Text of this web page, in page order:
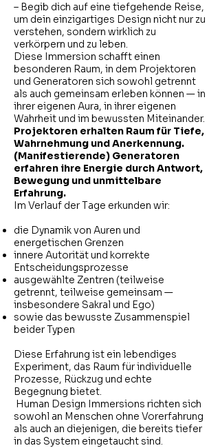
– Begib dich auf eine tiefgehende Reise,
um dein einzigartiges Design nicht nur zu
verstehen, sondern wirklich zu
verkörpern und zu leben.
Diese Immersion schafft einen
besonderen Raum, in dem Projektoren
und Generatoren sich sowohl getrennt
als auch gemeinsam erleben können — in
ihrer eigenen Aura, in ihrer eigenen
Wahrheit und im bewussten Miteinander.
Projektoren erhalten Raum für Tiefe,
Wahrnehmung und Anerkennung.
(Manifestierende) Generatoren
erfahren ihre Energie durch Antwort,
Bewegung und unmittelbare
Erfahrung.
Im Verlauf der Tage erkunden wir:
die Dynamik von Auren und
energetischen Grenzen
innere Autorität und korrekte
Entscheidungsprozesse
ausgewählte Zentren (teilweise
getrennt, teilweise gemeinsam —
insbesondere Sakral und Ego)
sowie das bewusste Zusammenspiel
beider Typen
Diese Erfahrung ist ein lebendiges
Experiment, das Raum für individuelle
Prozesse, Rückzug und echte
Begegnung bietet.
Human Design Immersions richten sich
sowohl an Menschen ohne Vorerfahrung
als auch an diejenigen, die bereits tiefer
in das System eingetaucht sind.